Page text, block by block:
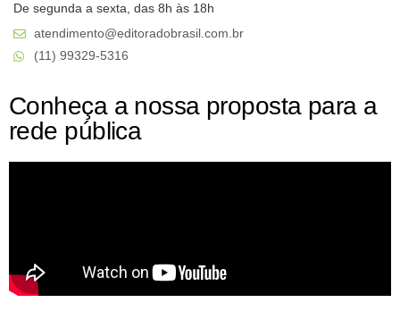
De segunda a sexta, das 8h às 18h
atendimento@editoradobrasil.com.br
(11) 99329-5316
Conheça a nossa proposta para a
rede pública